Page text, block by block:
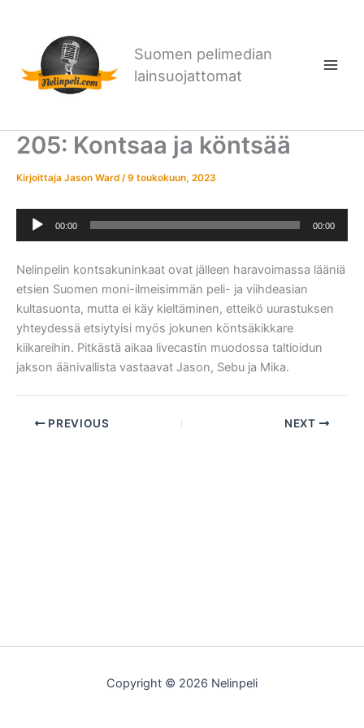
Suomen pelimedian
lainsuojattomat
205: Kontsaa ja köntsää
Kirjoittaja Jason Ward /9 toukokuun, 2023
Äänitoistin
00:00 00:00
Nelinpelin kontsakuninkaat ovat jälleen haravoimassa lääniä
etsien Suomen moni-ilmeisimmän peli- ja viihdeasian
kultasuonta, mutta ei käy kieltäminen, etteikö uurastuksen
yhteydessä etsiytyisi myös jokunen köntsäkikkare
kiikareihin. Pitkästä aikaa livecastin muodossa taltioidun
jakson äänivallista vastaavat Jason, Sebu ja Mika.
PREVIOUS NEXT
Copyright © 2026 Nelinpeli